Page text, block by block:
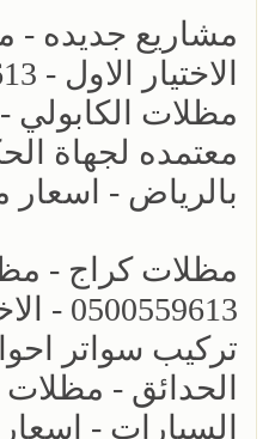
مشاريع جديده -
مظلات
معتمده لجهاة
بالرياض - اسعار
مظلات كراج -
تركيب سواتر
الحدائق -
السيارات -